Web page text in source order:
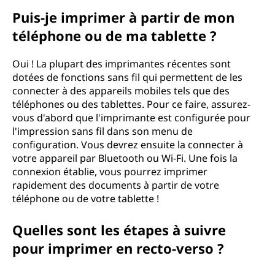
Puis-je imprimer à partir de mon
téléphone ou de ma tablette ?
Oui ! La plupart des imprimantes récentes sont
dotées de fonctions sans fil qui permettent de les
connecter à des appareils mobiles tels que des
téléphones ou des tablettes. Pour ce faire, assurez-
vous d'abord que l'imprimante est configurée pour
l'impression sans fil dans son menu de
configuration. Vous devrez ensuite la connecter à
votre appareil par Bluetooth ou Wi-Fi. Une fois la
connexion établie, vous pourrez imprimer
rapidement des documents à partir de votre
téléphone ou de votre tablette !
Quelles sont les étapes à suivre
pour imprimer en recto-verso ?